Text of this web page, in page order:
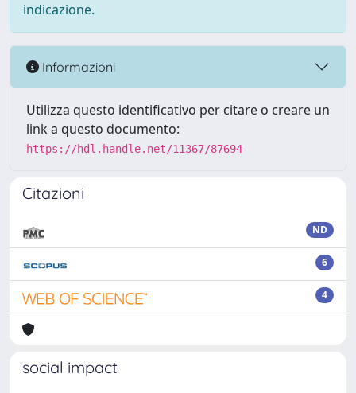
indicazione.
Informazioni
Utilizza questo identificativo per citare o creare un
link a questo documento:
https://hdl.handle.net/11367/87694
Citazioni
ND
6
4
social impact